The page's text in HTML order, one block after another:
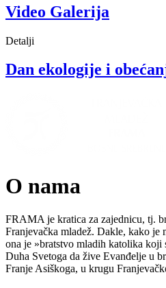
Video Galerija
Detalji
Dan ekologije i
O nama
FRAMA je kratica za zajednicu, tj.
Franjevačka mladež. Dakle, kako je
ona je »bratstvo mladih katolika koji
Duha Svetoga da žive Evanđelje u
Franje Asiškoga, u krugu